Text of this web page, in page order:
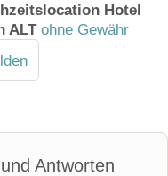
Hotel
ALT ohne Gewähr
Antworten